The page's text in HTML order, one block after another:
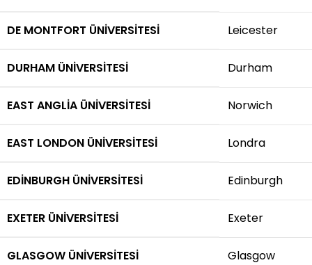
DE MONTFORT ÜNIVERSITESI Leicester
DURHAM ÜNIVERSITESI Durham
EAST ANGLIA ÜNIVERSITESI Norwich
EAST LONDON ÜNIVERSITESI Londra
EDINBURGH ÜNIVERSITESI Edinburgh
EXETER ÜNIVERSITESI Exeter
GLASGOW ÜNIVERSITESI Glasgow